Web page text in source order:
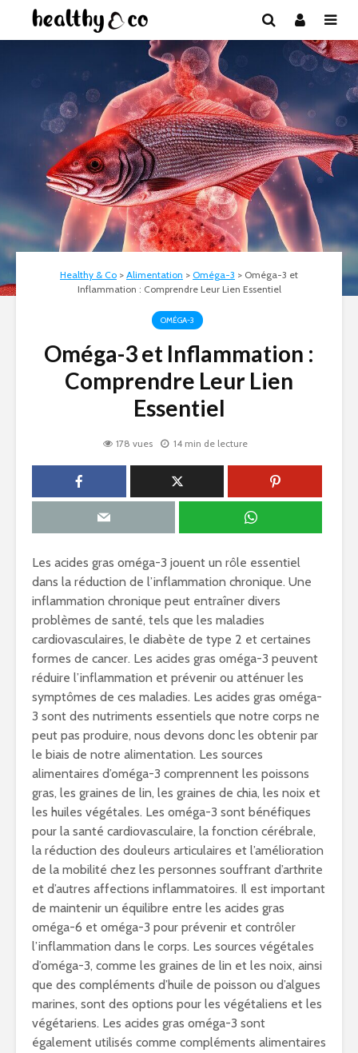
Healthy & Co > Alimentation > Oméga-3 > Oméga-3 et
Inflammation : Comprendre Leur Lien Essentiel
OMÉGA-3
Oméga-3 et Inflammation :
Comprendre Leur Lien
Essentiel
178 vues 14 min de lecture
Les acides gras oméga-3 jouent un rôle essentiel
dans la réduction de l’inflammation chronique. Une
inflammation chronique peut entraîner divers
problèmes de santé, tels que les maladies
cardiovasculaires, le diabète de type 2 et certaines
formes de cancer. Les acides gras oméga-3 peuvent
réduire l’inflammation et prévenir ou atténuer les
symptômes de ces maladies. Les acides gras oméga-
3 sont des nutriments essentiels que notre corps ne
peut pas produire, nous devons donc les obtenir par
le biais de notre alimentation. Les sources
alimentaires d’oméga-3 comprennent les poissons
gras, les graines de lin, les graines de chia, les noix et
les huiles végétales. Les oméga-3 sont bénéfiques
pour la santé cardiovasculaire, la fonction cérébrale,
la réduction des douleurs articulaires et l’amélioration
de la mobilité chez les personnes souffrant d’arthrite
et d’autres affections inflammatoires. Il est important
de maintenir un équilibre entre les acides gras
oméga-6 et oméga-3 pour prévenir et contrôler
l’inflammation dans le corps. Les sources végétales
d’oméga-3, comme les graines de lin et les noix, ainsi
que des compléments d’huile de poisson ou d’algues
marines, sont des options pour les végétaliens et les
végétariens. Les acides gras oméga-3 sont
également utilisés comme compléments alimentaires